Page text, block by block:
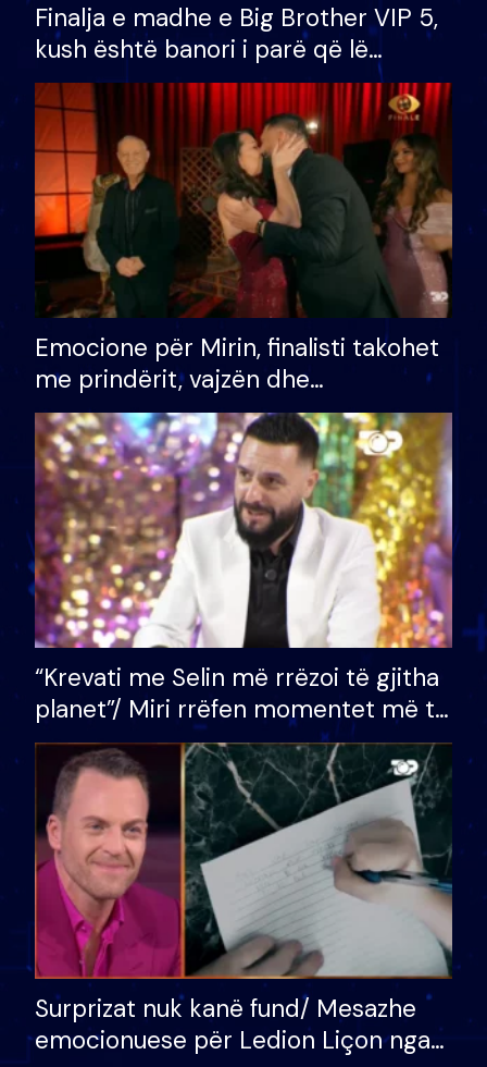
Finalja e madhe e Big Brother VIP 5,
kush është banori i parë që lë
shtëpinë dhe humb mundësinë për
të fituar çmimin e madh
Emocione për Mirin, finalisti takohet
me prindërit, vajzën dhe
bashkëshorten: S’kemi ndonjë letër
divorci apo jo?
“Krevati me Selin më rrëzoi të gjitha
planet”/ Miri rrëfen momentet më të
bukura në shtëpinë e BB VIP: Do më
mungojë zilja e mëngjesit kur…
Surprizat nuk kanë fund/ Mesazhe
emocionuese për Ledion Liçon nga